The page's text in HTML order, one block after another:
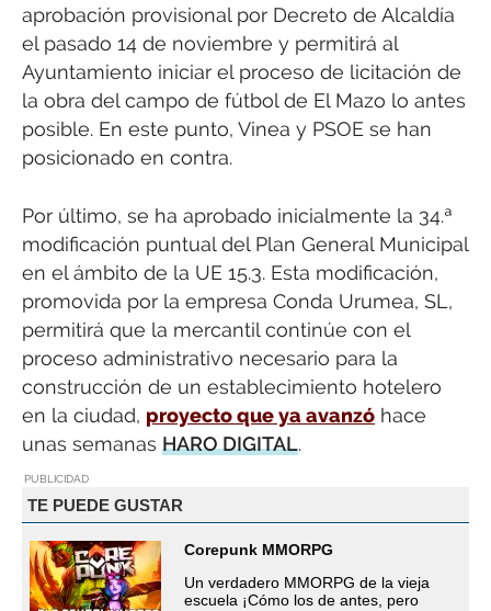
aprobación provisional por Decreto de Alcaldía
el pasado 14 de noviembre y permitirá al
Ayuntamiento iniciar el proceso de licitación de
la obra del campo de fútbol de El Mazo lo antes
posible. En este punto, Vinea y PSOE se han
posicionado en contra.
Por último, se ha aprobado inicialmente la 34.ª
modificación puntual del Plan General Municipal
en el ámbito de la UE 15.3. Esta modificación,
promovida por la empresa Conda Urumea, SL,
permitirá que la mercantil continúe con el
proceso administrativo necesario para la
construcción de un establecimiento hotelero
en la ciudad, proyecto que ya avanzó hace
unas semanas HARO DIGITAL.
PUBLICIDAD
TE PUEDE GUSTAR
Corepunk MMORPG
Un verdadero MMORPG de la vieja
escuela ¡Cómo los de antes, pero